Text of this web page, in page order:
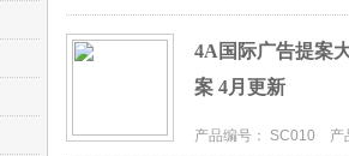
4A国际广告提案
案 4月更新
产品编号： SC010 产